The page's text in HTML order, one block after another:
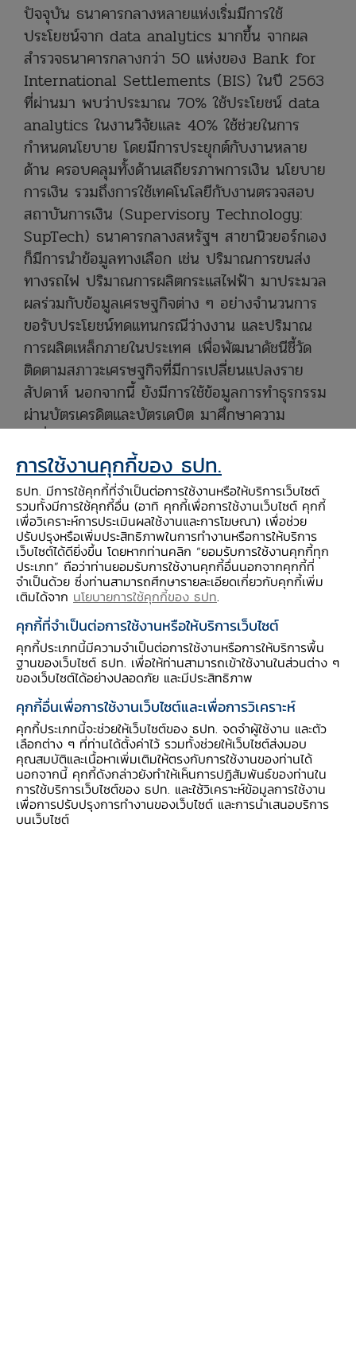
ปัจจุบัน ธนาคารกลางหลายแห่งเริ่มมีการใช้
ประโยชน์จาก data analytics มากขึ้น จากผล
สำรวจธนาคารกลางกว่า 50 แห่งของ Bank for
International Settlements (BIS) ในปี 2563
ที่ผ่านมา พบว่าประมาณ 70% ใช้ประโยชน์ data
analytics ในงานวิจัยและ 40% ใช้ช่วยในการ
กำหนดนโยบาย โดยมีการประยุกต์กับงานหลาย
ด้าน ครอบคลุมทั้งด้านเสถียรภาพการเงิน นโยบาย
การเงิน รวมถึงการใช้เทคโนโลยีกับงานตรวจสอบ
สถาบันการเงิน (Supervisory Technology:
SupTech) ธนาคารกลางสหรัฐฯ สาขานิวยอร์กเอง
ก็มีการนำข้อมูลทางเลือก เช่น ปริมาณการขนส่ง
ทางรถไฟ ปริมาณการผลิตกระแสไฟฟ้า มาประมวล
ผลร่วมกับข้อมูลเศรษฐกิจต่าง ๆ อย่างจำนวนการ
ขอรับประโยชน์ทดแทนกรณีว่างงาน และปริมาณ
การผลิตเหล็กภายในประเทศ เพื่อพัฒนาดัชนีชี้วัด
ติดตามสภาวะเศรษฐกิจที่มีการเปลี่ยนแปลงราย
สัปดาห์ นอกจากนี้ ยังมีการใช้ข้อมูลการทำธุรกรรม
ผ่านบัตรเครดิตและบัตรเดบิต มาศึกษาความ
เปลี่ยนแปลงของการใช้จ่ายของผู้บริโภค และรายได้
ของธุรกิจที่เกิดจากมาตรการคลายล็อกดาวน์ในแต่ละ
รัฐอีกด้วย
การประยุกต์ใช้ data analytics ของธนาคารกลาง
อื่น ๆ ตัวอย่างเช่น ธนาคารกลางสหรัฐฯ สาขา
แอตแลนตาทำ GDP nowcasting โดยมีการ
อัปเดตข้อมูลกว่า 7 ครั้งต่อเดือน ธนาคารกลางอีก
หลายแห่ง เช่น ธนาคารกลางฮ่องกง ธนาคารกลาง
เกาหลีใต้ ธนาคารกลางฟิลิปปินส์ ใช้ข้อมูลจาก
แหล่งข่าวที่หลากหลายทำเครื่องชี้วัดความไม่แน่นอน
ทางเศรษฐกิจ (economic uncertainty) และ
ธนาคารกลางญี่ปุ่นใช้ข้อมูลการใช้ไฟฟ้ามาช่วย
วิเคราะห์กิจกรรมทางเศรษฐกิจ
การวิเคราะห์ข้อมูลในงาน ธปท.
การใช้งานคุกกี้ของ ธปท.
ธปท. มีการใช้คุกกี้ที่จำเป็นต่อการใช้งานหรือให้บริการเว็บไซต์
รวมทั้งมีการใช้คุกกี้อื่น (อาทิ คุกกี้เพื่อการใช้งานเว็บไซต์ คุกกี้
เพื่อวิเคราะห์การประเมินผลใช้งานและการโฆษณา) เพื่อช่วย
ปรับปรุงหรือเพิ่มประสิทธิภาพในการทำงานหรือการให้บริการ
เว็บไซต์ได้ดียิ่งขึ้น โดยหากท่านคลิก “ยอมรับการใช้งานคุกกี้ทุก
ประเภท” ถือว่าท่านยอมรับการใช้งานคุกกี้อื่นนอกจากคุกกี้ที่
จำเป็นด้วย ซึ่งท่านสามารถศึกษารายละเอียดเกี่ยวกับคุกกี้เพิ่ม
เติมได้จาก นโยบายการใช้คุกกี้ของ ธปท.
คุกกี้ที่จำเป็นต่อการใช้งานหรือให้บริการเว็บไซต์
คุกกี้ประเภทนี้มีความจำเป็นต่อการใช้งานหรือการให้บริการพื้น
ฐานของเว็บไซต์ ธปท. เพื่อให้ท่านสามารถเข้าใช้งานในส่วนต่าง ๆ
ของเว็บไซต์ได้อย่างปลอดภัย และมีประสิทธิภาพ
คุกกี้อื่นเพื่อการใช้งานเว็บไซต์และเพื่อการวิเคราะห์
คุกกี้ประเภทนี้จะช่วยให้เว็บไซต์ของ ธปท. จดจำผู้ใช้งาน และตัว
เลือกต่าง ๆ ที่ท่านได้ตั้งค่าไว้ รวมทั้งช่วยให้เว็บไซต์ส่งมอบ
คุณสมบัติและเนื้อหาเพิ่มเติมให้ตรงกับการใช้งานของท่านได้
นอกจากนี้ คุกกี้ดังกล่าวยังทำให้เห็นการปฏิสัมพันธ์ของท่านใน
การใช้บริการเว็บไซต์ของ ธปท. และใช้วิเคราะห์ข้อมูลการใช้งาน
เพื่อการปรับปรุงการทำงานของเว็บไซต์ และการนำเสนอบริการ
บนเว็บไซต์